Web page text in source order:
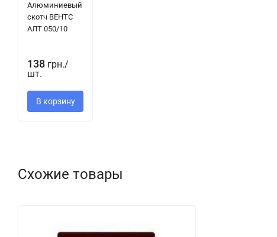
Алюминиевый
скотч ВЕНТС
АЛТ 050/10
138 грн./
шт.
В корзину
Схожие товары